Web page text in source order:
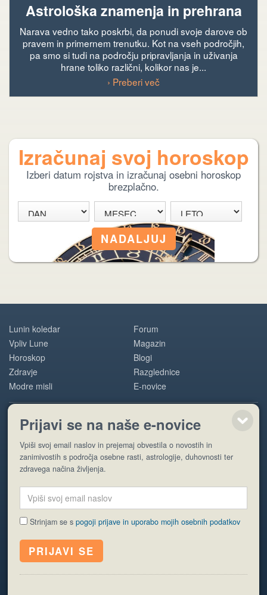
Astrološka znamenja in prehrana
Narava vedno tako poskrbi, da ponudi svoje darove ob
pravem in primernem trenutku. Kot na vseh področjih,
pa smo si tudi na področju pripravljanja in uživanja
hrane toliko različni, kolikor nas je...
› Preberi več
Izračunaj svoj horoskop
Izberi datum rojstva in izračunaj osebni horoskop
brezplačno.
Lunin koledar
Vpliv Lune
Horoskop
Zdravje
Modre misli
Forum
Magazin
Blogi
Razglednice
E-novice
POMOČ
O nas
Oglaševanje
© EyeCatching. Vse pravice so pridržane.
ISSN 1581-2332
Politika piškotkov Varstvo osebnih podatkov
Prijavi se na naše e-novice
Vpiši svoj email naslov in prejemaj obvestila o novostih in
zanimivostih s področja osebne rasti, astrologije, duhovnosti ter
zdravega načina življenja.
Strinjam se spogoji prijave in uporabo mojih osebnih podatkov